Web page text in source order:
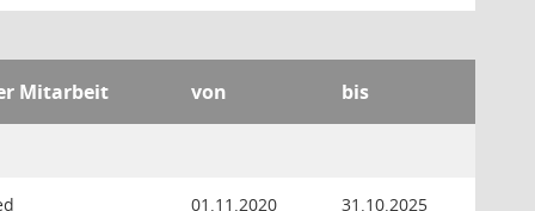
Mitarbeit von bis
01.11.2020 31.10.2025